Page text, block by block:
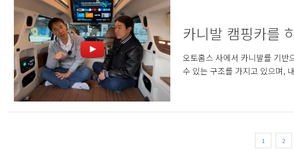
카니발 캠핑카를
오토홈스 사에서 카니발를 기반
수 있는 구조를 가지고 있으며,
1 2